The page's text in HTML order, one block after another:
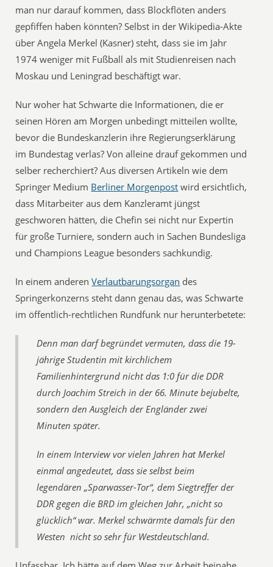
man nur darauf kommen, dass Blockflöten anders
gepfiffen haben könnten? Selbst in der Wikipedia-Akte
über Angela Merkel (Kasner) steht, dass sie im Jahr
1974 weniger mit Fußball als mit Studienreisen nach
Moskau und Leningrad beschäftigt war.
Nur woher hat Schwarte die Informationen, die er
seinen Hören am Morgen unbedingt mitteilen wollte,
bevor die Bundeskanzlerin ihre Regierungserklärung
im Bundestag verlas? Von alleine drauf gekommen und
selber recherchiert? Aus diversen Artikeln wie dem
Springer Medium Berliner Morgenpost wird ersichtlich,
dass Mitarbeiter aus dem Kanzleramt jüngst
geschworen hätten, die Chefin sei nicht nur Expertin
für große Turniere, sondern auch in Sachen Bundesliga
und Champions League besonders sachkundig.
In einem anderenVerlautbarungsorgan des
Springerkonzerns steht dann genau das, was Schwarte
im öffentlich-rechtlichen Rundfunk nur herunterbetete:
Denn man darf begründet vermuten, dass die 19-
jährige Studentin mit kirchlichem
Familienhintergrund nicht das 1:0 für die DDR
durch Joachim Streich in der 66. Minute bejubelte,
sondern den Ausgleich der Engländer zwei
Minuten später.
In einem Interview vor vielen Jahren hat Merkel
einmal angedeutet, dass sie selbst beim
legendären „Sparwasser-Tor“, dem Siegtreffer der
DDR gegen die BRD im gleichen Jahr, „nicht so
glücklich“ war. Merkel schwärmte damals für den
Westen  nicht so sehr für Westdeutschland.